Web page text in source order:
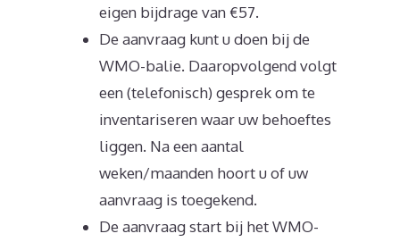
eigen bijdrage van €57.
De aanvraag kunt u doen bij de
WMO-balie. Daaropvolgend volgt
een (telefonisch) gesprek om te
inventariseren waar uw behoeftes
liggen. Na een aantal
weken/maanden hoort u of uw
aanvraag is toegekend.
De aanvraag start bij het WMO-